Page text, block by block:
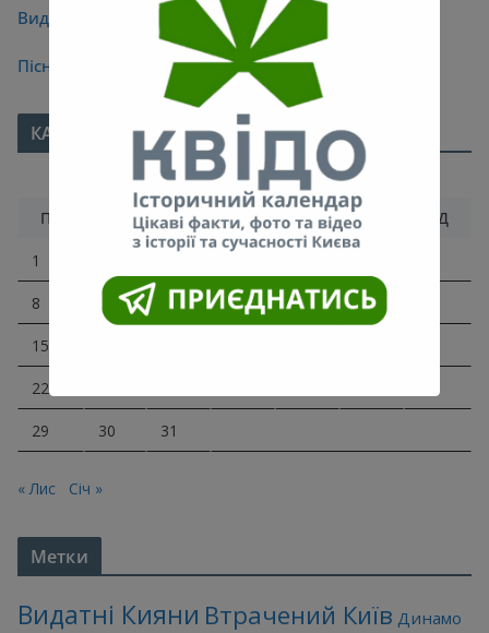
Видатні кияни
Пісні про Київ
КАЛЕНДАР
Грудень 2025
ПН
СР ЧТ ПТ НД
1
8 11 12 13
15
22
29 30 31
« Лис Січ »
Метки
Видатні Кияни Втрачений Київ Динамо